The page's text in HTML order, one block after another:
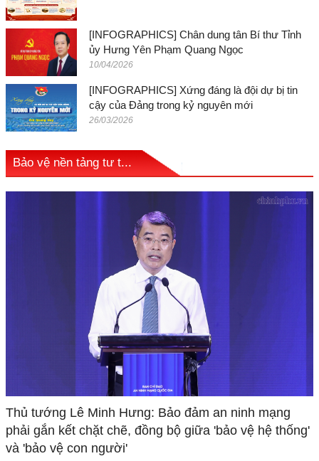
[INFOGRAPHICS] Chân dung tân Bí thư Tỉnh
ủy Hưng Yên Phạm Quang Ngọc
10/04/2026
[INFOGRAPHICS] Xứng đáng là đội dự bị tin
cậy của Đảng trong kỷ nguyên mới
26/03/2026
Bảo vệ nền tảng tư t...
Thủ tướng Lê Minh Hưng: Bảo đảm an ninh mạng
phải gắn kết chặt chẽ, đồng bộ giữa 'bảo vệ hệ thống'
và 'bảo vệ con người'